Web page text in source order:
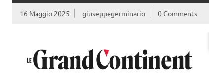
16 Maggio 2025 giuseppegerminario 0 Comments